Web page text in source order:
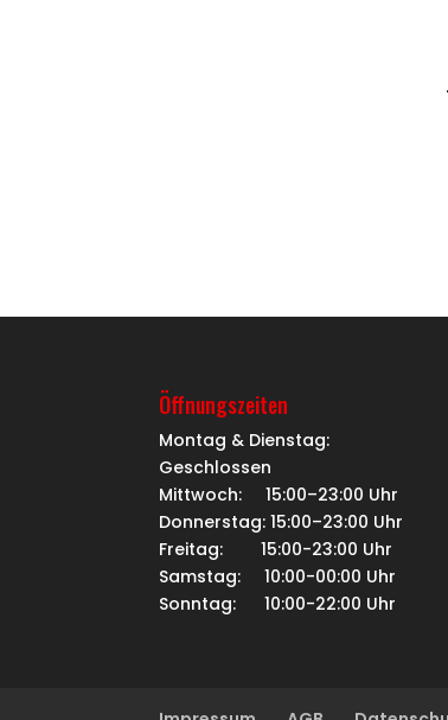
Öffnungszeiten
Montag & Dienstag:
Geschlossen
Mittwoch: 15:00–23:00 Uhr
Donnerstag: 15:00–23:00 Uhr
Freitag: 15:00-23:00 Uhr
Samstag: 10:00-00:00 Uhr
Sonntag: 10:00-22:00 Uhr